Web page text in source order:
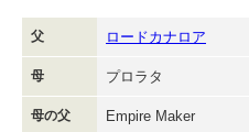
父 ロードカナロア
母 プロラタ
母の父 Empire Maker